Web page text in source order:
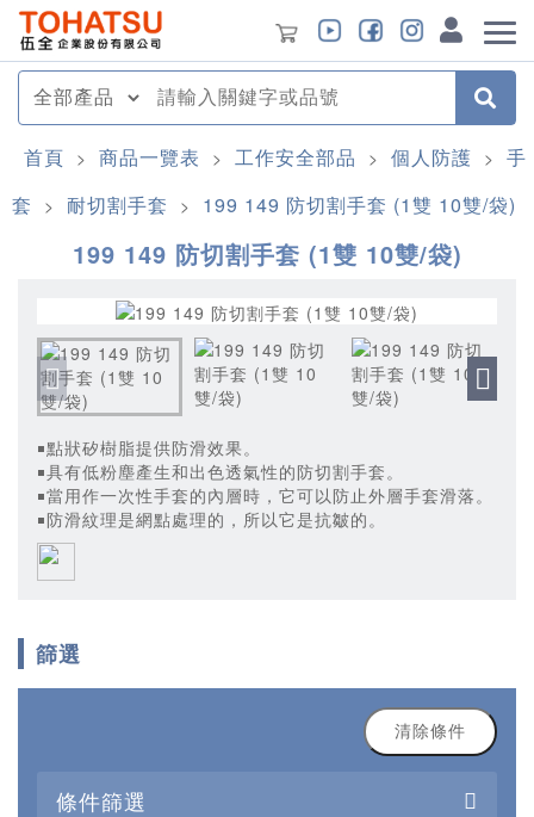
首頁 > 商品一覽表 > 工作安全部品 > 個人防護 > 手
套
> 耐切割手套 > 199 149 防切割手套 (1雙 10雙/袋)
199 149 防切割手套 (1雙 10雙/袋)
￭點狀矽樹脂提供防滑效果。
￭具有低粉塵產生和出色透氣性的防切割手套。
￭當用作一次性手套的內層時，它可以防止外層手套滑落。
￭防滑紋理是網點處理的，所以它是抗皺的。
篩選
清除條件
條件篩選